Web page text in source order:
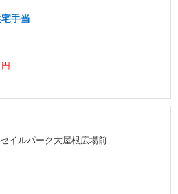
手当
イルパーク大屋根広場前